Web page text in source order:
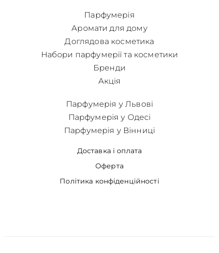
Парфумерія
Аромати для дому
Доглядова косметика
Набори парфумерії та косметики
Бренди
Акція
Доставка і оплата
Оферта
Політика конфіденційності
Парфумерія у Львові
Парфумерія у Одесі
Парфумерія у Вінниці